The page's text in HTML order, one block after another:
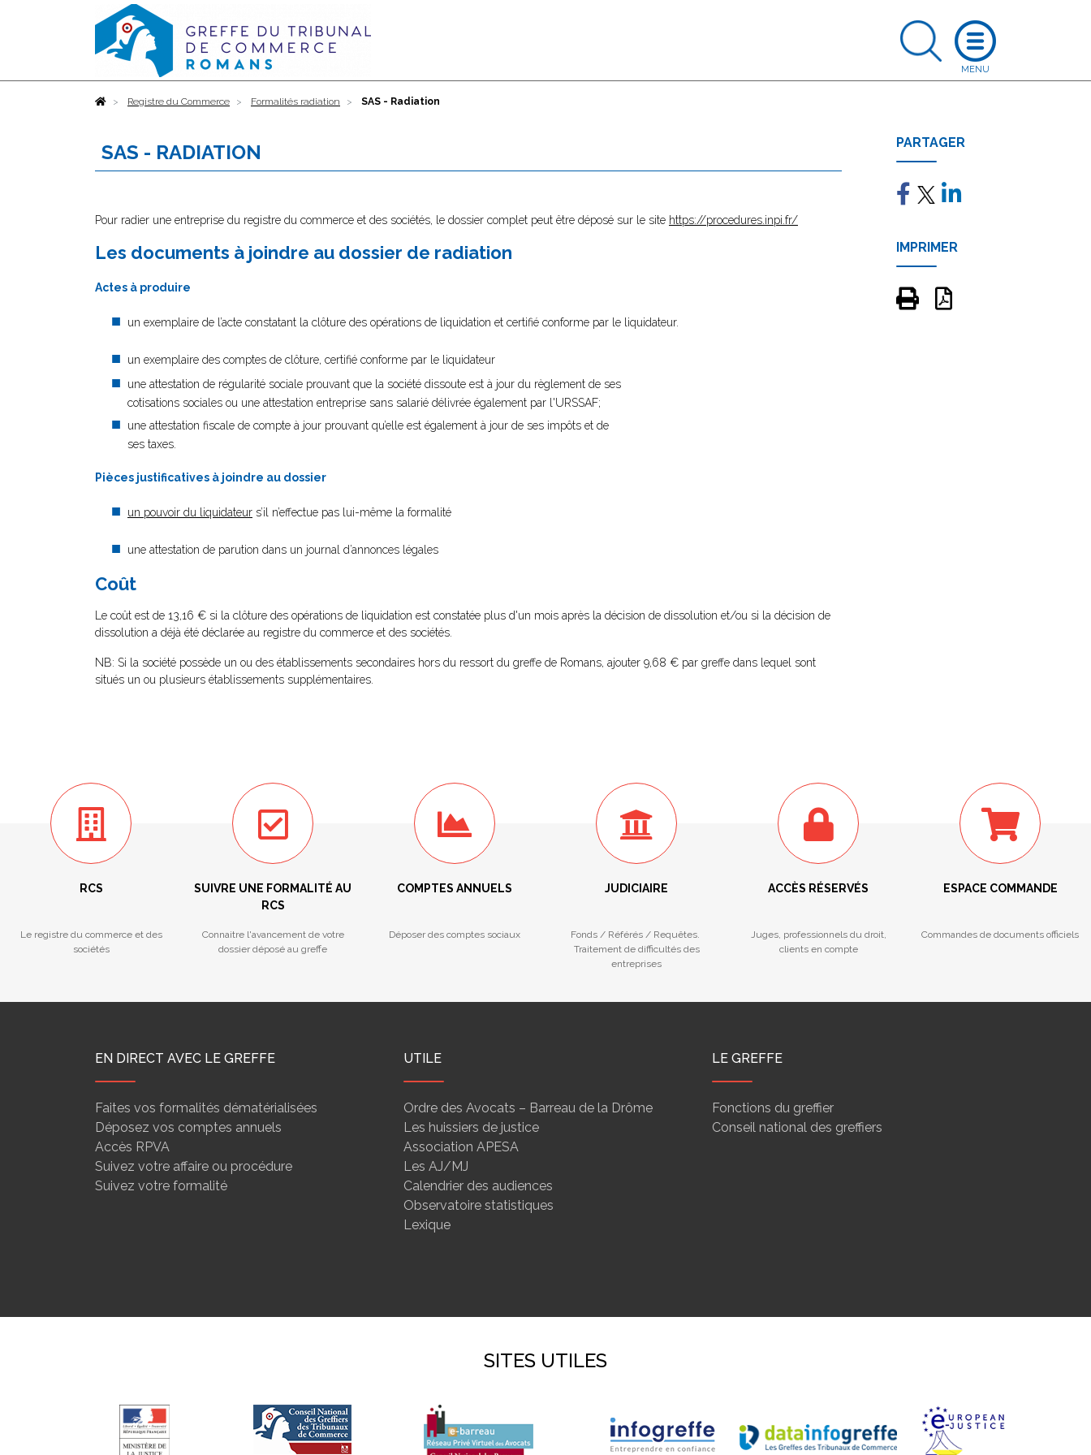
AccueilRegistre du Commerce Formalités radiation SAS - Radiation
SAS - RADIATION
Pour radier une entreprise du registre du commerce et des sociétés, le dossier complet peut être déposé sur le site https://procedures.inpi.fr/
Les documents à joindre au dossier de radiation
Actes à produire
un exemplaire de l’acte constatant la clôture des opérations de liquidation et certifié conforme par le liquidateur.
un exemplaire des comptes de clôture, certifié conforme par le liquidateur
une attestation de régularité sociale prouvant que la société dissoute est à jour du règlement de ses
cotisations sociales ou une attestation entreprise sans salarié délivrée également par l'URSSAF;
une attestation fiscale de compte à jour prouvant qu’elle est également à jour de ses impôts et de
ses taxes
Pièces justificatives à joindre au dossier
un pouvoir du liquidateur s’il n’effectue pas lui-même la formalité
une attestation de parution dans un journal d’annonces légales
Coût
Le coût est de 13,16 € si la clôture des opérations de liquidation est constatée plus d'un mois après la décision de dissolution et/ou si la décision de
dissolution a déjà été déclarée au registre du commerce et des sociétés.
NB: Si la société possède un ou des établissements secondaires hors du ressort du greffe de Romans, ajouter 9,68 € par greffe dans lequel sont
situés un ou plusieurs établissements supplémentaires.
PARTAGER
IMPRIMER
RCS
Le registre du commerce et des
sociétés
SUIVRE UNE FORMALITÉ AU
RCS
Connaitre l'avancement de votre
dossier déposé au greffe
COMPTES ANNUELS
Déposer des comptes sociaux
JUDICIAIRE
Fonds / Référés / Requêtes.
Traitement de difficultés des
entreprises
ACCÈS RÉSERVÉS
Juges, professionnels du droit,
clients en compte
ESPACE COMMANDE
Commandes de documents officiels
EN DIRECT AVEC LE GREFFE
Faites vos formalités dématérialisées
Déposez vos comptes annuels
Accès RPVA
Suivez votre affaire ou procédure
Suivez votre formalité
UTILE
Ordre des Avocats – Barreau de la Drôme
Les huissiers de justice
Association APESA
Les AJ/MJ
Calendrier des audiences
Observatoire statistiques
Lexique
LE GREFFE
Fonctions du greffier
Conseil national des greffiers
SITES UTILES